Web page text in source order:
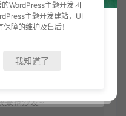
来抢沙发~
WordPress主题开发团
主题开发建站，UI
障的维护及售后！
我知道了